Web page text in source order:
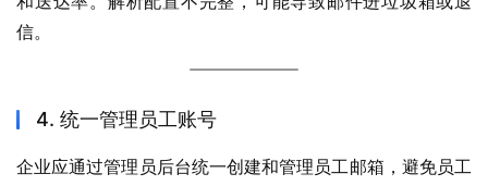
信。
4. 统一管理员工账号
企业应通过管理员后台统一创建和管理员工邮箱，避免员工